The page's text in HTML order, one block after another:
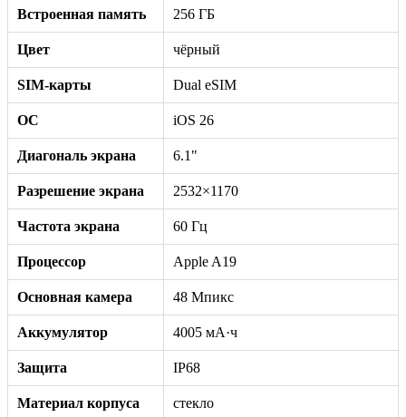
Встроенная память 256 ГБ
Цвет чёрный
SIM-карты Dual eSIM
ОС iOS 26
Диагональ экрана 6.1"
Разрешение экрана 2532×1170
Частота экрана 60 Гц
Процессор Apple A19
Основная камера 48 Мпикс
Аккумулятор 4005 мА·ч
Защита IP68
Материал корпуса стекло